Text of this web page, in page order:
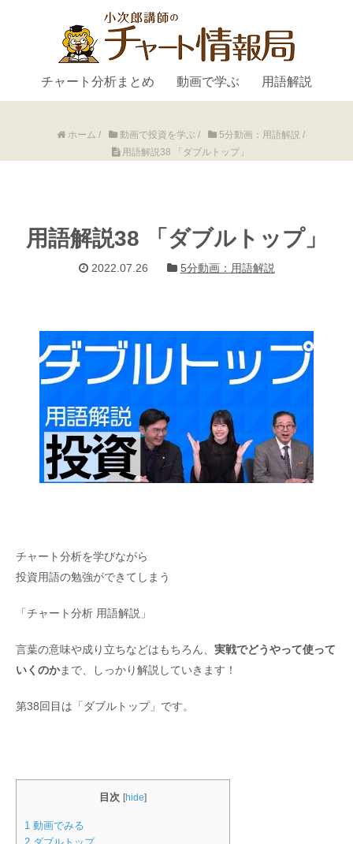
チャート分析まとめ 動画で学ぶ 用語解説
ホーム / 動画で投資を学ぶ / 5分動画：用語解説/
用語解説38 「ダブルトップ」
用語解説38 「ダブルトップ」
2022.07.26 5分動画：用語解説
チャート分析を学びながら
投資用語の勉強ができてしまう
「チャート分析 用語解説」
言葉の意味や成り立ちなどはもちろん、 実戦でどうやって使って
いくのかまで、しっかり解説していきます！
第38回目は「ダブルトップ」です。
目次 [hide]
1 動画でみる